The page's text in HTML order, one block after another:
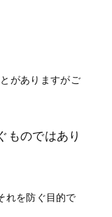
がありますがご
ものではあり
れを防ぐ目的で